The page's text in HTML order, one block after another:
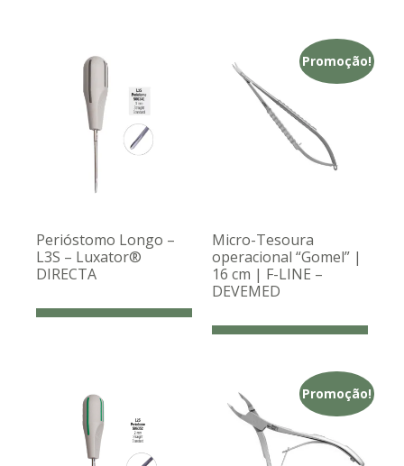
Perióstomo Longo –
L3S – Luxator®
DIRECTA
Promoção!
Micro-Tesoura
operacional “Gomel” |
16 cm | F-LINE –
DEVEMED
Promoção!